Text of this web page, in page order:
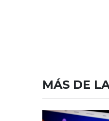
MÁS DE